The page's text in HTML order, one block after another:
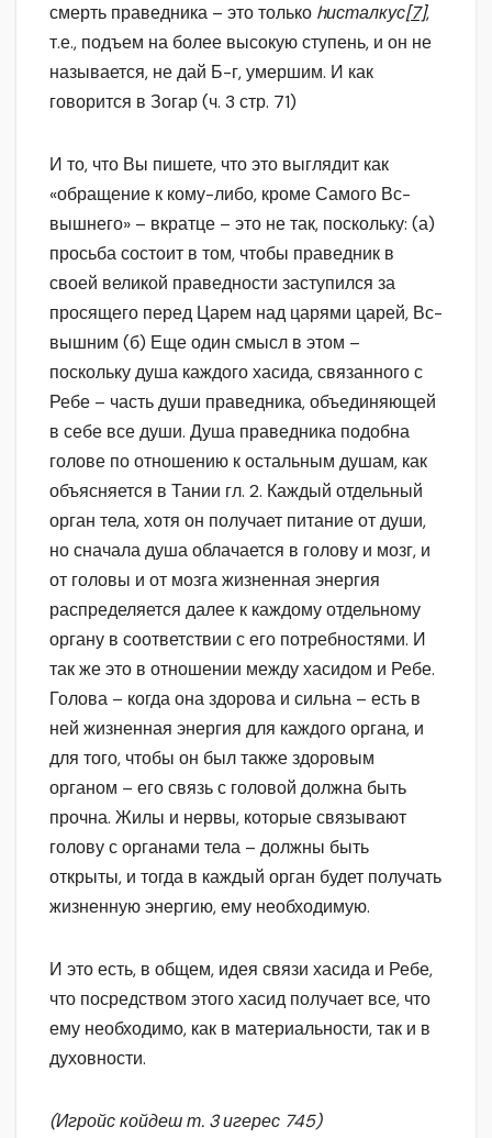
смерть праведника – это только hисталкус[7],
т.е., подъем на более высокую ступень, и он не
называется, не дай Б-г, умершим. И как
говорится в Зогар (ч. 3 стр. 71)
И то, что Вы пишете, что это выглядит как
«обращение к кому-либо, кроме Самого Вс-
вышнего» – вкратце – это не так, поскольку: (а)
просьба состоит в том, чтобы праведник в
своей великой праведности заступился за
просящего перед Царем над царями царей, Вс-
вышним (б) Еще один смысл в этом –
поскольку душа каждого хасида, связанного с
Ребе – часть души праведника, объединяющей
в себе все души. Душа праведника подобна
голове по отношению к остальным душам, как
объясняется в Тании гл. 2. Каждый отдельный
орган тела, хотя он получает питание от души,
но сначала душа облачается в голову и мозг, и
от головы и от мозга жизненная энергия
распределяется далее к каждому отдельному
органу в соответствии с его потребностями. И
так же это в отношении между хасидом и Ребе.
Голова – когда она здорова и сильна – есть в
ней жизненная энергия для каждого органа, и
для того, чтобы он был также здоровым
органом – его связь с головой должна быть
прочна. Жилы и нервы, которые связывают
голову с органами тела – должны быть
открыты, и тогда в каждый орган будет получать
жизненную энергию, ему необходимую.
И это есть, в общем, идея связи хасида и Ребе,
что посредством этого хасид получает все, что
ему необходимо, как в материальности, так и в
духовности.
(Игройс койдеш т. 3 игерес 745)